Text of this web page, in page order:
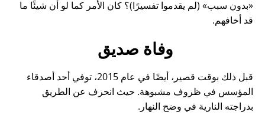
بدون سبب
(لم يقدموا تفسيرًا)؟ كان الأمر كما لو أن شيئًا ما
قد أخافهم.
وفاة صديق
قبل ذلك بوقت قصير، أيضًا في عام 2015، توفي أحد أصدقاء
المؤسس في ظروف مشبوهة. حيث انحرف عن الطريق
بدراجته النارية في وضح النهار.